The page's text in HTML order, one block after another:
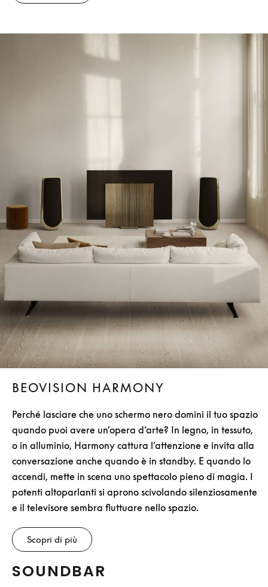
BEOVISION HARMONY
Perché lasciare che uno schermo nero domini il tuo spazio
quando puoi avere un’opera d’arte? In legno, in tessuto,
o in alluminio, Harmony cattura l’attenzione e invita alla
conversazione anche quando è in standby. E quando lo
accendi, mette in scena uno spettacolo pieno di magia. I
potenti altoparlanti si aprono scivolando silenziosamente
e il televisore sembra fluttuare nello spazio.
Scopri di più
SOUNDBAR